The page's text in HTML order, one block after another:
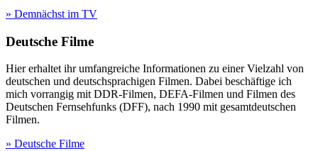
» Demnächst im TV
Deutsche Filme
Hier erhaltet ihr umfangreiche Informationen zu einer Vielzahl von
deutschen und deutschsprachigen Filmen. Dabei beschäftige ich
mich vorrangig mit DDR-Filmen, DEFA-Filmen und Filmen des
Deutschen Fernsehfunks (DFF), nach 1990 mit gesamtdeutschen
Filmen.
» Deutsche Filme